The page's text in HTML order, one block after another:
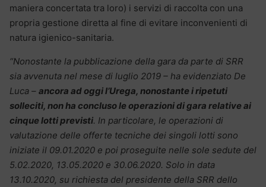
maniera concertata tra loro) i servizi di raccolta con una
propria gestione diretta al fine di evitare inconvenienti di
natura igienico-sanitaria.
“Nonostante la pubblicazione della gara da parte di SRR
sia avvenuta nel mese di luglio 2019 – ha evidenziato De
Luca – ancora ad oggi l’Urega, nonostante i ripetuti
solleciti, non ha concluso le operazioni di gara relative ai
cinque lotti previsti. In particolare, le operazioni di
valutazione delle offerte tecniche dei singoli lotti sono
iniziate il 09.01.2020 e poi proseguite nelle sole sedute del
5.02.2020, 13.05.2020 e 30.06.2020. Solo in data
13.10.2020, su richiesta del presidente della SRR dello